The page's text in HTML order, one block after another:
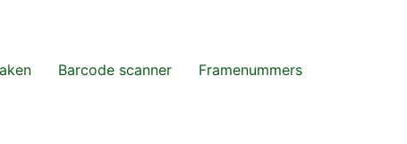
Barcode scanner Framenummers